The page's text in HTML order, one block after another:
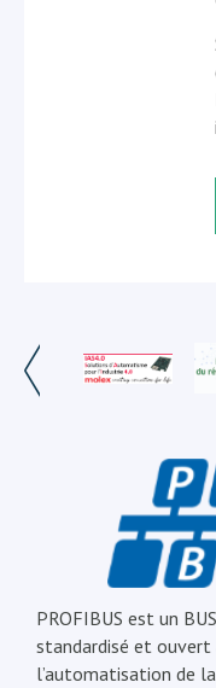
PROFIBUS est un
standardisé et ouvert
l’automatisation de